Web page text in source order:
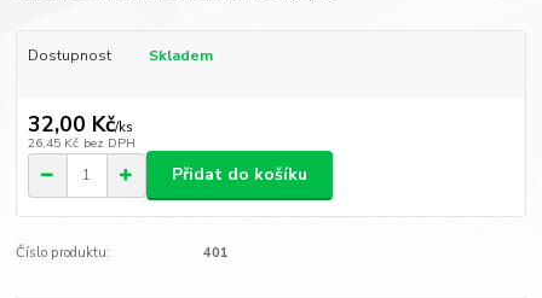
Dostupnost Skladem
32,00 Kč/ks
26,45 Kč bez DPH
Přidat do košíku
Číslo produktu: 401